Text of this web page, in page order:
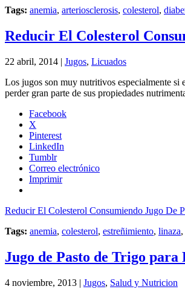
Tags: anemia, arteriosclerosis, colesterol,
Reducir El Colesterol
22 abril, 2014 | Jugos, Licuados
Los jugos son muy nutritivos especialmente si
perder gran parte de sus propiedades
Facebook
X
Pinterest
LinkedIn
Tumblr
Correo electrónico
Imprimir
Reducir El Colesterol Consumiendo Jugo De
Tags: anemia, colesterol, estreñimiento, linaza,
Jugo de Pasto de Trigo
4 noviembre, 2013 | Jugos, Salud y Nutricion